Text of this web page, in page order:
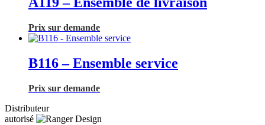
Prix sur demande
B116 – Ensemble service
Prix sur demande
Distributeur
autorisé